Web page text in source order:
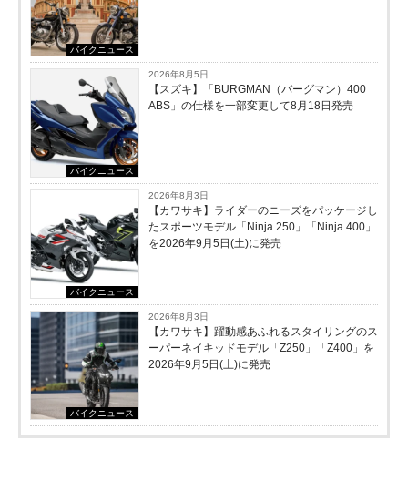
バイクニュース
バイクニュース
2026年8月5日
【スズキ】「BURGMAN（バーグマン）400
ABS」の仕様を一部変更して8月18日発売
バイクニュース
2026年8月3日
【カワサキ】ライダーのニーズをパッケージし
たスポーツモデル「Ninja 250」「Ninja 400」
を2026年9月5日(土)に発売
バイクニュース
2026年8月3日
【カワサキ】躍動感あふれるスタイリングのス
ーパーネイキッドモデル「Z250」「Z400」を
2026年9月5日(土)に発売